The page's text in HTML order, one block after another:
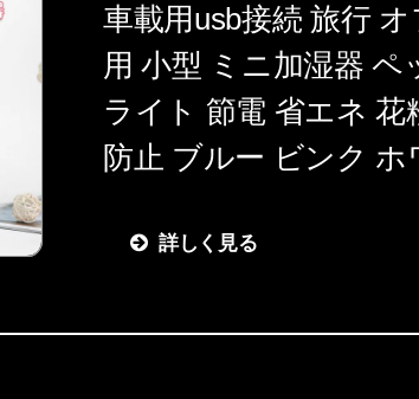
車載用usb接続 旅行
用 小型 ミニ加湿器 ペ
ライト 節電 省エネ 花
防止 ブルー ビンク ホ
詳しく見る